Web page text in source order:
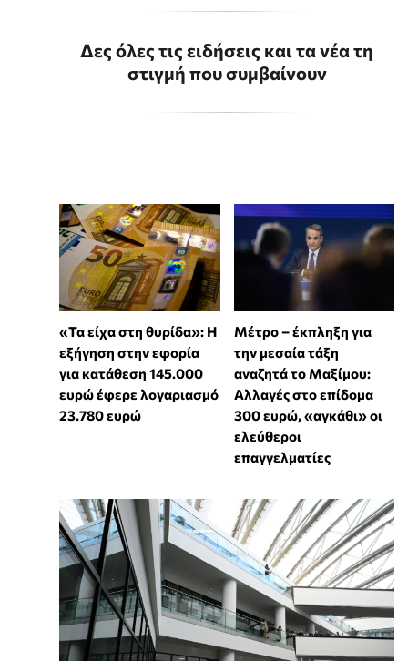
Δες όλες τις ειδήσεις και τα νέα τη
στιγμή που συμβαίνουν
«Τα είχα στη θυρίδα»: Η
εξήγηση στην εφορία
για κατάθεση 145.000
ευρώ έφερε λογαριασμό
23.780 ευρώ
Μέτρο – έκπληξη για
την μεσαία τάξη
αναζητά το Μαξίμου:
Αλλαγές στο επίδομα
300 ευρώ, «αγκάθι» οι
ελεύθεροι
επαγγελματίες